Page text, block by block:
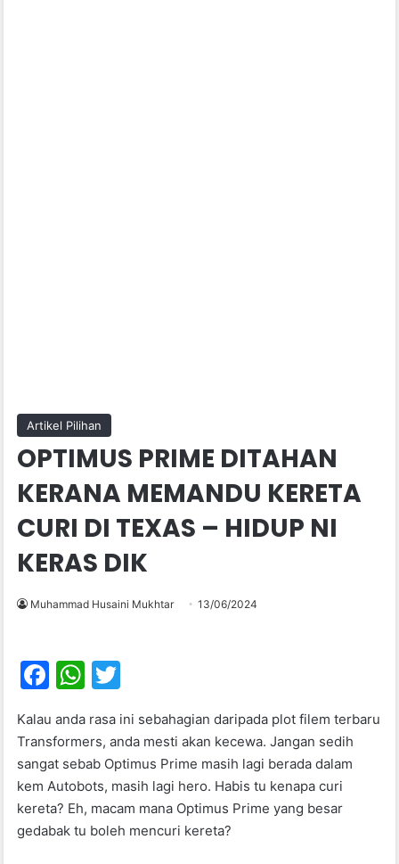
Artikel Pilihan
OPTIMUS PRIME DITAHAN
KERANA MEMANDU KERETA
CURI DI TEXAS – HIDUP NI
KERAS DIK
Muhammad Husaini Mukhtar 13/06/2024
F
c
e
b
o
o
W
at
s
A
p
p
itt
er
Kalau anda rasa ini sebahagian daripada plot filem terbaru
Transformers, anda mesti akan kecewa. Jangan sedih
sangat sebab Optimus Prime masih lagi berada dalam
kem Autobots, masih lagi hero. Habis tu kenapa curi
kereta? Eh, macam mana Optimus Prime yang besar
gedabak tu boleh mencuri kereta?